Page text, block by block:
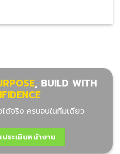
, BUILD WITH
ด้จริง ครบจบในทีมเดียว
ระเมินหน้างาน